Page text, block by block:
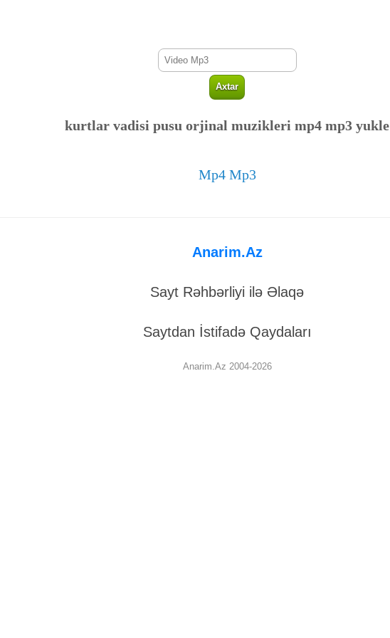
kurtlar vadisi pusu orjinal muzikleri mp4 mp3 yukle
Mp4 Mp3
Anarim.Az
Sayt Rəhbərliyi ilə Əlaqə
Saytdan İstifadə Qaydaları
Anarim.Az 2004-2026